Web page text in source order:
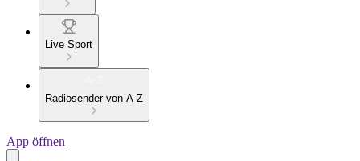
Live Sport
Radiosender von A-Z
App öffnen